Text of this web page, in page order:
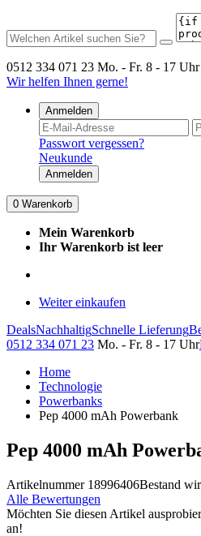
0512 334 071 23 Mo. - Fr. 8 - 17 Uhr
Wir helfen Ihnen gerne!
Anmelden
Passwort vergessen?
Neukunde
Anmelden
0 Warenkorb
Mein Warenkorb
Ihr Warenkorb ist leer
Weiter einkaufen
DealsNachhaltigSchnelle Lieferung
0512 334 071 23 Mo. - Fr. 8 - 17 Uhr
Home
Technologie
Powerbanks
Pep 4000 mAh Powerbank
Pep 4000 mAh
Artikelnummer 18996406Bestand
Alle Bewertungen
Möchten Sie diesen Artikel
an!